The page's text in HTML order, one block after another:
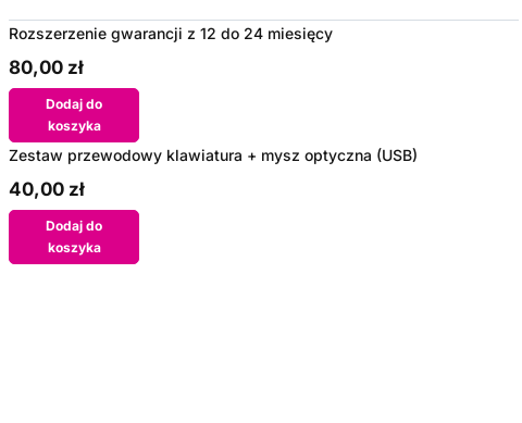
Rozszerzenie gwarancji z 12 do 24 miesięcy
80,00 zł
Dodaj do
koszyka
Zestaw przewodowy klawiatura + mysz optyczna (USB)
40,00 zł
Dodaj do
koszyka